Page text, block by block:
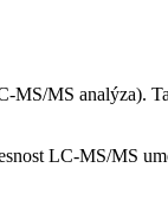
MS analýza).
LC-MS/MS